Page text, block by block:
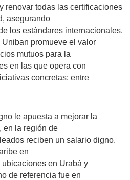
renovar todas las certificaciones
asegurando
los estándares internacionales.
promueve el valor
mutuos para la
en las que opera con
concretas; entre
le apuesta a mejorar la
en la región de
reciben un salario digno.
en
en Urabá y
de referencia fue en